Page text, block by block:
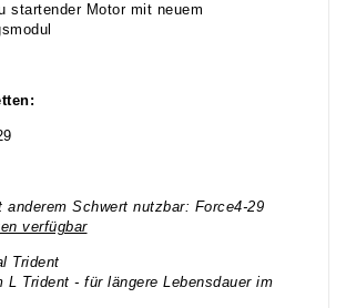
startender Motor mit neuem
anderem Schwert nutzbar: Force4-29
verfügbar
Trident
L Trident - für längere Lebensdauer im